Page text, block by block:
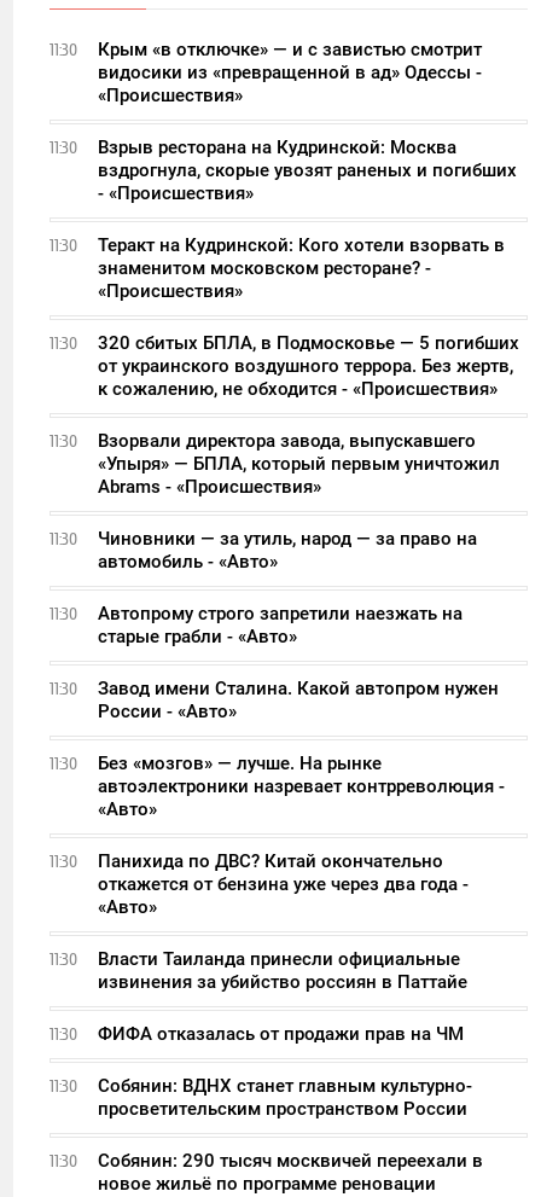
11:30
Крым «в отключке» — и с завистью смотрит
видосики из «превращенной в ад» Одессы -
«Происшествия»
11:30
Взрыв ресторана на Кудринской: Москва
вздрогнула, скорые увозят раненых и погибших
- «Происшествия»
11:30
Теракт на Кудринской: Кого хотели взорвать в
знаменитом московском ресторане? -
«Происшествия»
11:30
320 сбитых БПЛА, в Подмосковье — 5 погибших
от украинского воздушного террора. Без жертв,
к сожалению, не обходится - «Происшествия»
11:30
Взорвали директора завода, выпускавшего
«Упыря» — БПЛА, который первым уничтожил
Abrams - «Происшествия»
11:30
Чиновники — за утиль, народ — за право на
автомобиль - «Авто»
11:30
Автопрому строго запретили наезжать на
старые грабли - «Авто»
11:30
Завод имени Сталина. Какой автопром нужен
России - «Авто»
11:30
Без «мозгов» — лучше. На рынке
автоэлектроники назревает контрреволюция -
«Авто»
11:30
Панихида по ДВС? Китай окончательно
откажется от бензина уже через два года -
«Авто»
11:30
Власти Таиланда принесли официальные
извинения за убийство россиян в Паттайе
11:30 ФИФА отказалась от продажи прав на ЧМ
11:30
Собянин: ВДНХ станет главным культурно-
просветительским пространством России
11:30
Собянин: 290 тысяч москвичей переехали в
новое жильё по программе реновации